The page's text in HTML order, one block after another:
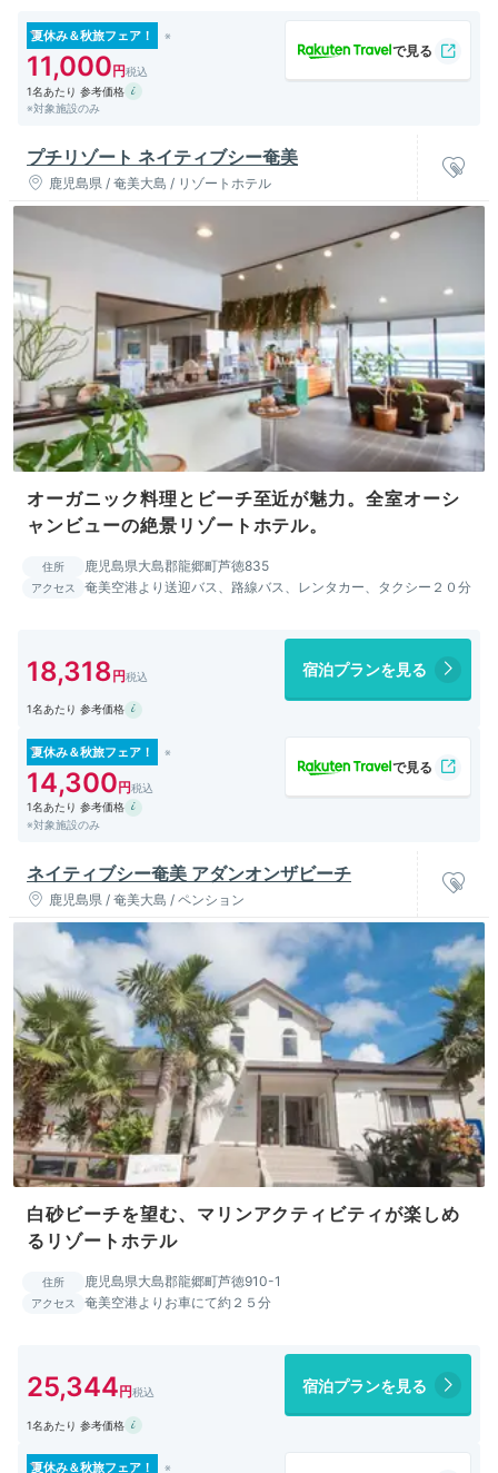
夏休み＆秋旅フェア！
11,000
1名あたり 参考価格
※対象施設のみ
プチリゾート ネイティブシー奄美
鹿児島県 / 奄美大島 / リゾートホテル
オーガニック料理とビーチ至近が魅力。全室オーシ
ャンビューの絶景リゾートホテル。
住所 鹿児島県大島郡龍郷町芦徳835
アクセス 奄美空港より送迎バス、路線バス、レンタカー、タクシー２０分
18,318 宿泊プランを見る
1名あたり 参考価格
夏休み＆秋旅フェア！
14,300
1名あたり 参考価格
※対象施設のみ
ネイティブシー奄美 アダンオンザビーチ
鹿児島県 / 奄美大島 / ペンション
白砂ビーチを望む、マリンアクティビティが楽しめ
るリゾートホテル
住所 鹿児島県大島郡龍郷町芦徳910-1
アクセス 奄美空港よりお車にて約２５分
25,344 宿泊プランを見る
1名あたり 参考価格
夏休み＆秋旅フェア！